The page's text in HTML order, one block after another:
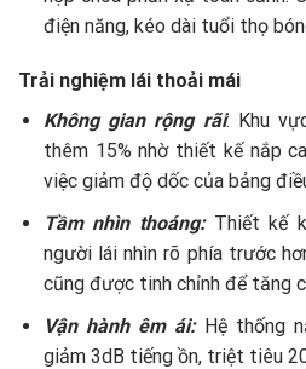
điện năng, kéo dài tuổi thọ
Trải nghiệm lái thoải mái
Không gian rộng rãi: Khu
thêm 15% nhờ thiết kế nắp
việc giảm độ dốc của bảng
Tầm nhìn thoáng:Thiết kế
người lái nhìn rõ phía trước
cũng được tinh chỉnh để tăng
Vận hành êm ái: Hệ thống
giảm 3dB tiếng ồn, triệt tiêu